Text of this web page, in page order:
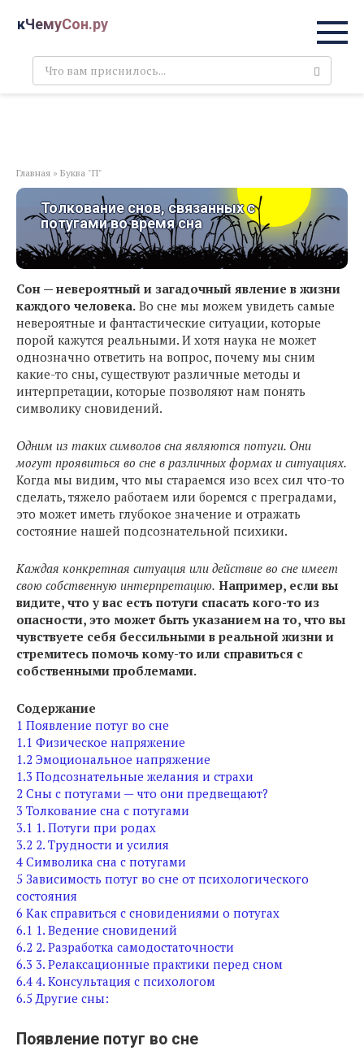
кЧемуСон.ру
Поиск:
Главная » Буква "П"
Толкование снов, связанных с
потугами во время сна
Сон — невероятный и загадочный явление в жизни
каждого человека. Во сне мы можем увидеть самые
невероятные и фантастические ситуации, которые
порой кажутся реальными. И хотя наука не может
однозначно ответить на вопрос, почему мы сним
какие-то сны, существуют различные методы и
интерпретации, которые позволяют нам понять
символику сновидений.
Одним из таких символов сна являются потуги. Они
могут проявиться во сне в различных формах и ситуациях.
Когда мы видим, что мы стараемся изо всех сил что-то
сделать, тяжело работаем или боремся с преградами,
это может иметь глубокое значение и отражать
состояние нашей подсознательной психики.
Каждая конкретная ситуация или действие во сне имеет
свою собственную интерпретацию. Например, если вы
видите, что у вас есть потуги спасать кого-то из
опасности, это может быть указанием на то, что вы
чувствуете себя бессильными в реальной жизни и
стремитесь помочь кому-то или справиться с
собственными проблемами.
Содержание
1 Появление потуг во сне
1.1 Физическое напряжение
1.2 Эмоциональное напряжение
1.3 Подсознательные желания и страхи
2 Сны с потугами — что они предвещают?
3 Толкование сна с потугами
3.1 1. Потуги при родах
3.2 2. Трудности и усилия
4 Символика сна с потугами
5 Зависимость потуг во сне от психологического
состояния
6 Как справиться с сновидениями о потугах
6.1 1. Ведение сновидений
6.2 2. Разработка самодостаточности
6.3 3. Релаксационные практики перед сном
6.4 4. Консультация с психологом
6.5 Другие сны:
Появление потуг во сне